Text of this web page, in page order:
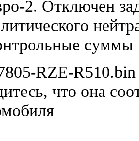
2. Отключен
суммы
RZE-R510.bin
что она